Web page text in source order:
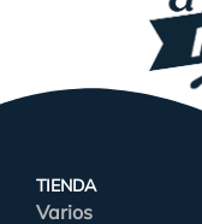
TIENDA
Varios